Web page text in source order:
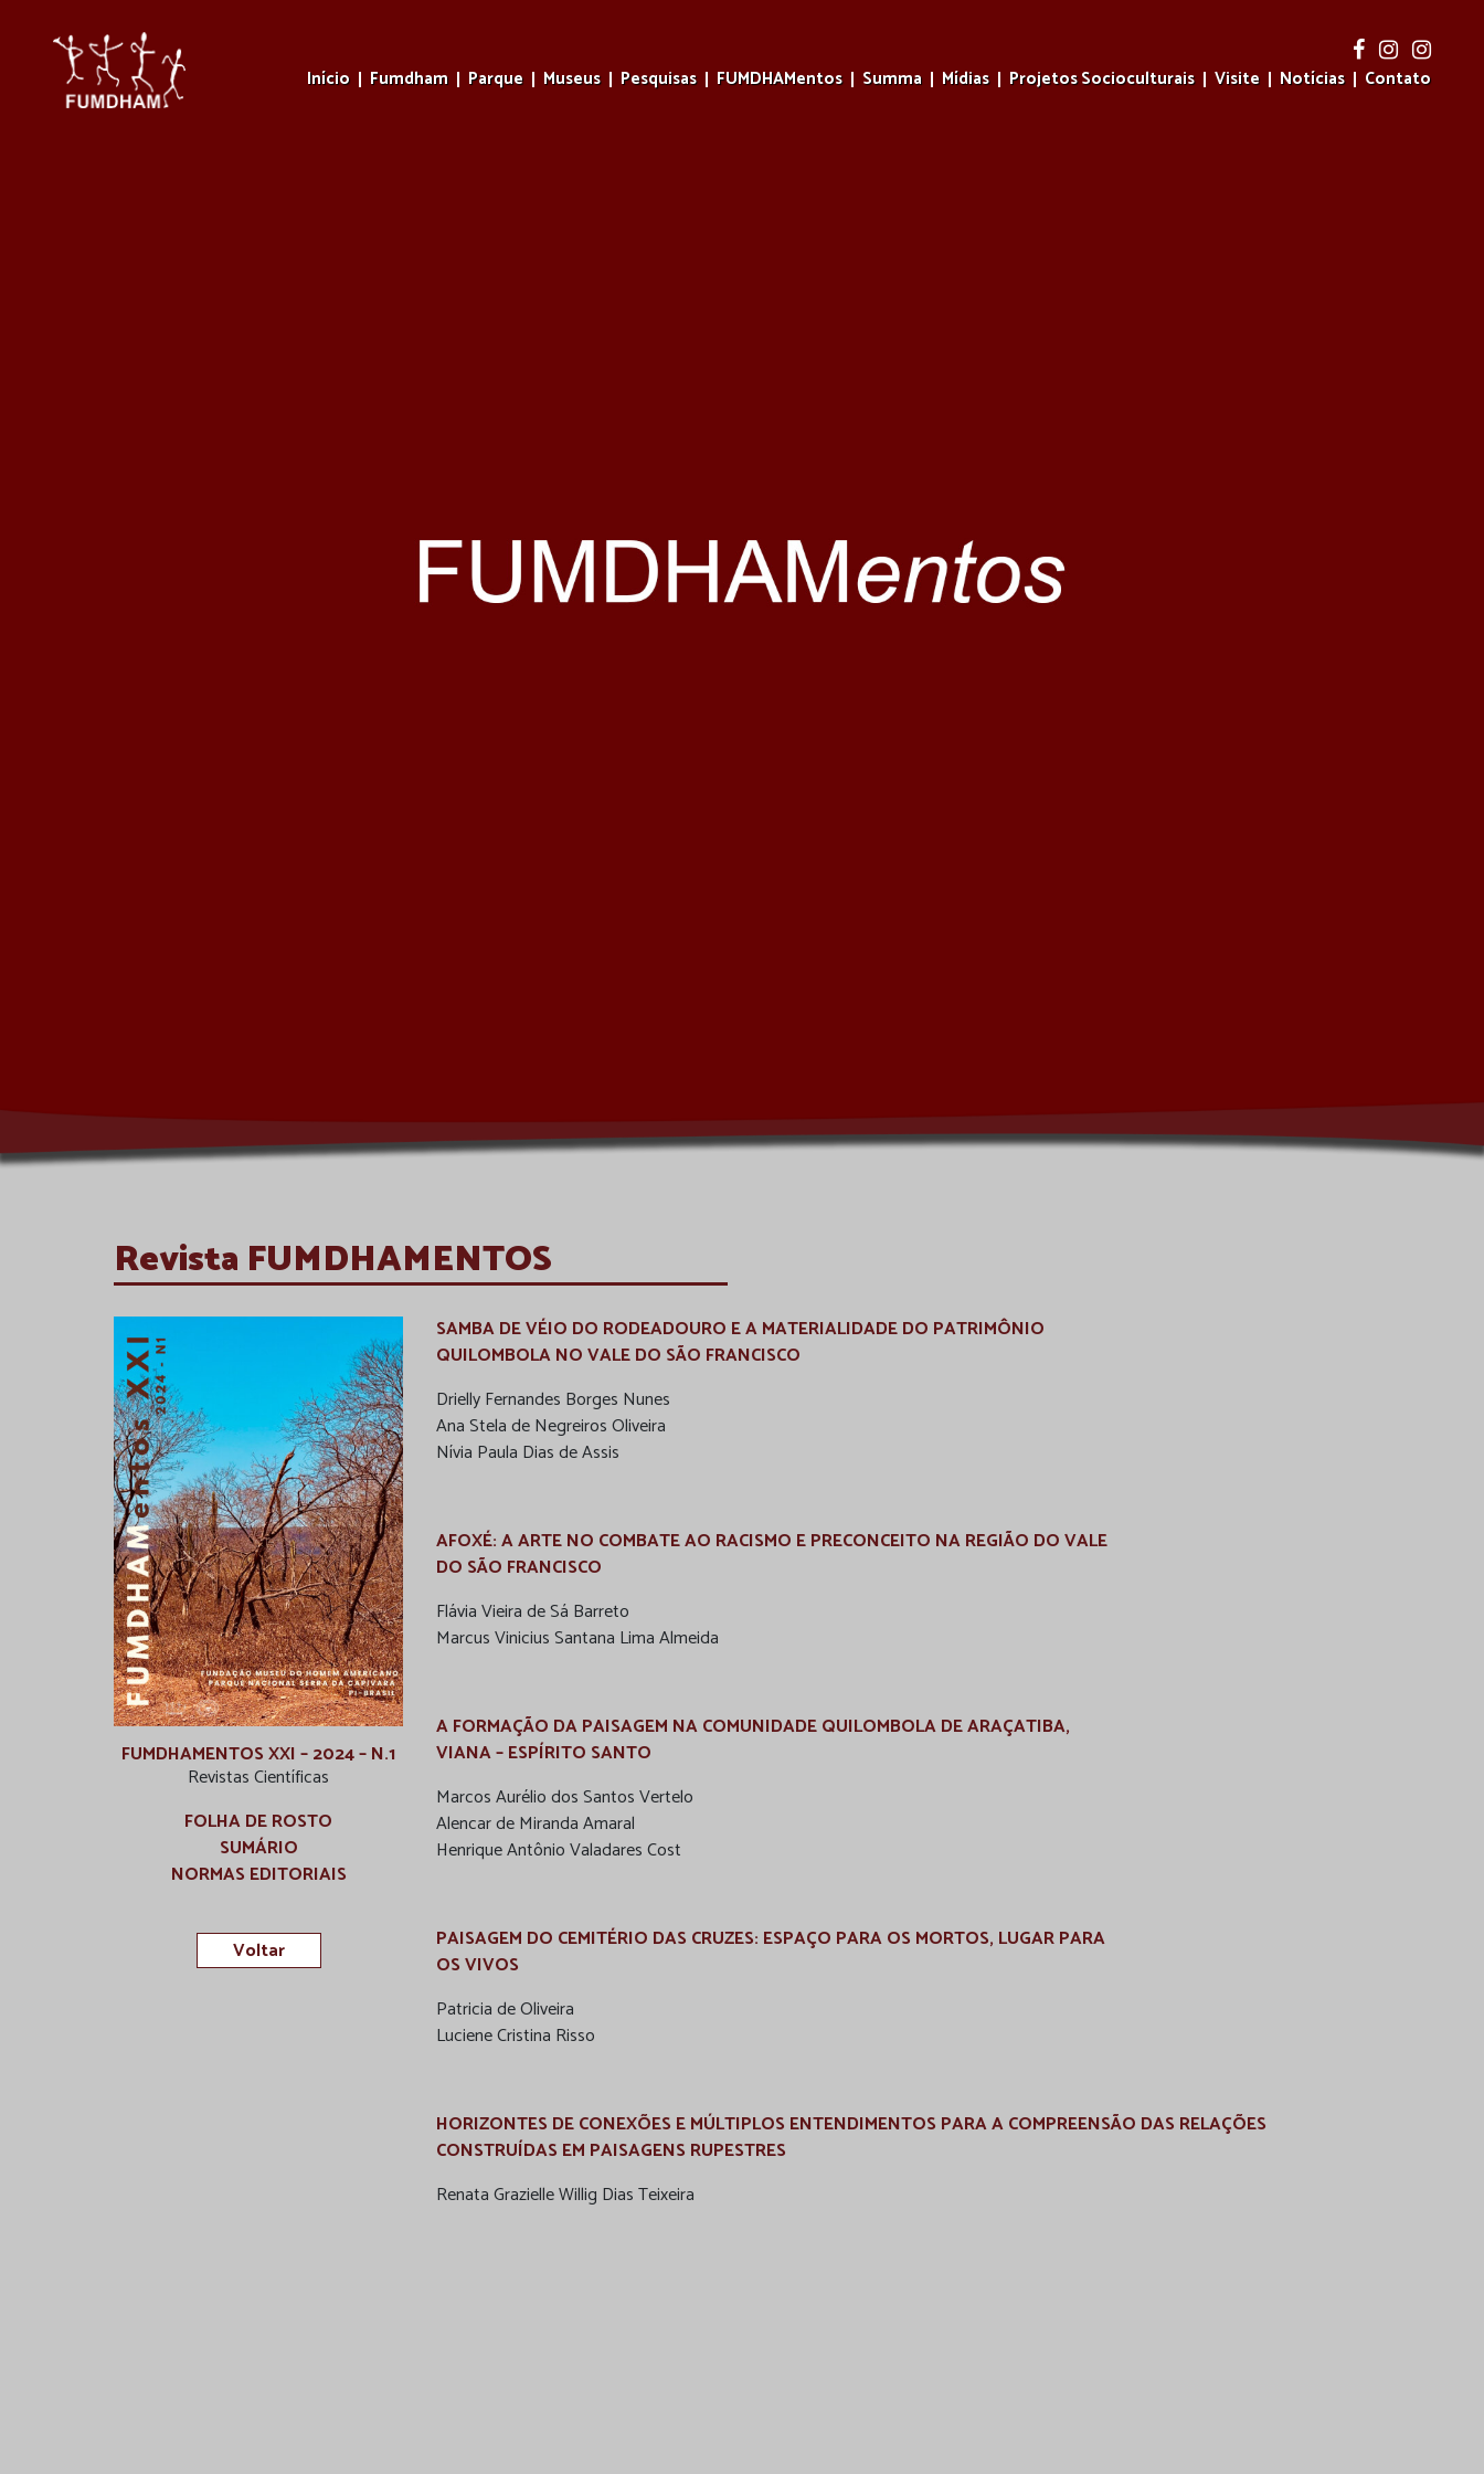
Início Fumdham Parque Museus Pesquisas FUMDHAMentos Summa Mídias Projetos Socioculturais Visite Notícias Contato
Revista FUMDHAMENTOS
FUMDHAMENTOS XXI – 2024 – N.1
Revistas Científicas
FOLHA DE ROSTO
SUMÁRIO
NORMAS EDITORIAIS
Voltar
SAMBA DE VÉIO DO RODEADOURO E A MATERIALIDADE DO PATRIMÔNIO
QUILOMBOLA NO VALE DO SÃO FRANCISCO
Drielly Fernandes Borges Nunes
Ana Stela de Negreiros Oliveira
Nívia Paula Dias de Assis
AFOXÉ: A ARTE NO COMBATE AO RACISMO E PRECONCEITO NA REGIÃO DO VALE
DO SÃO FRANCISCO
Flávia Vieira de Sá Barreto
Marcus Vinicius Santana Lima Almeida
A FORMAÇÃO DA PAISAGEM NA COMUNIDADE QUILOMBOLA DE ARAÇATIBA,
VIANA – ESPÍRITO SANTO
Marcos Aurélio dos Santos Vertelo
Alencar de Miranda Amaral
Henrique Antônio Valadares Cost
PAISAGEM DO CEMITÉRIO DAS CRUZES: ESPAÇO PARA OS MORTOS, LUGAR PARA
OS VIVOS
Patricia de Oliveira
Luciene Cristina Risso
HORIZONTES DE CONEXÕES E MÚLTIPLOS ENTENDIMENTOS PARA A COMPREENSÃO DAS RELAÇÕES
CONSTRUÍDAS EM PAISAGENS RUPESTRES
Renata Grazielle Willig Dias Teixeira